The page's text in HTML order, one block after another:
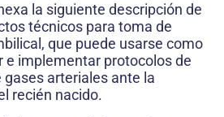
la siguiente descripción de
técnicos para toma de
que puede usarse como
e implementar protocolos de
arteriales ante la
recién nacido.